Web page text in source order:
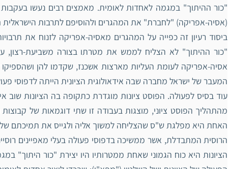
(אסיה-אפריקה) "לחברת" את המהגרים ולהוסיפם לתרבות
ביסוד רעיון זה כפייה על המהגרים מאסיה-אפריקה לזנוח את
"כור ההיתוך" לא הצליח לממש את מטרתו בצורה משביעת-
אסיה-אפריקה לעומת העליות מארצות אשכנז, שקדמו להן
המעבר של ישראל מחברה שבה אידאולוגית הציונית הייתה לדפוסי
עוד בסיס לפעולה. הפוסט ציונות מוגדרת כתקופה בה הציונות שוב
מהתהליך הפוסט ציוני, מוצגות בעבודה זו שתי דוגמאות של
האחת היא מפלגת ש"ס שהצליחה למשוך אליה ולגייס את תמיכתם של
הרוסית המתבדלת, אשר ממשיכה בדפוסי פעולה בעלי מאפיינים
הציונות היא כוח הגמוני שאחת ממטרותיו היו יצירת "כור היתוך"